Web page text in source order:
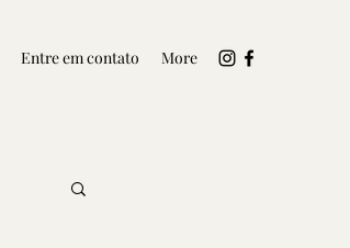
Entre em contato More